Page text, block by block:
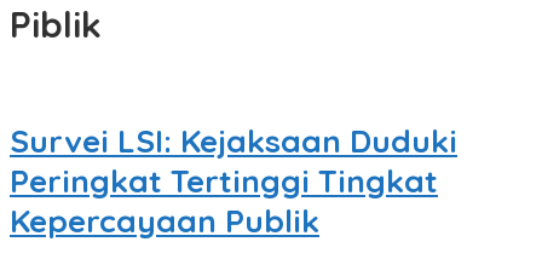
Piblik
Survei LSI: Kejaksaan Duduki
Peringkat Tertinggi Tingkat
Kepercayaan Publik